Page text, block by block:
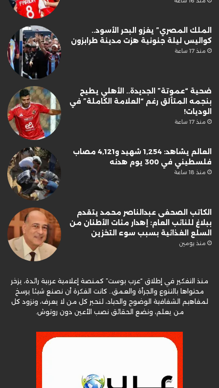
الملك المصري” يغزو البحر الأسود..
كواليس ليلة جنونية هزت مدينة طرابزون
منذ 17 ساعة
ضحية “عموتة” الجديدة.. الأهلي يطيح
بنجمه المتألق رغم “العلامة الكاملة” في
الوديات!
منذ 17 ساعة
العالم يشاهد: 1,254 شهيد و4,121 مصاب
فلسطيني في 300 يوم هدنه
منذ 18 ساعة
الكاتب الصحفى عبدالناصر محمد يتقدم
ببلاغ للنائب العام: إهدار مئات الأطنان من
السلع الغذائية بسبب سوء التخزين
منذ يومين
منذ التفكير في إطلاق “عرب بوست” كمنصة إعلامية عربية رائدة، يزخر
محتواها بالتنوع والجرأة والعمق.. كانت الفكرة أن نصنع شيئا يرسخ
لمفاهيم الشفافية الوضوح والحياد، لنحبر كل من لا يعرف، ونزود كل
من يعلم، ونضع الحقائق نصب الأعين دون روتوش.